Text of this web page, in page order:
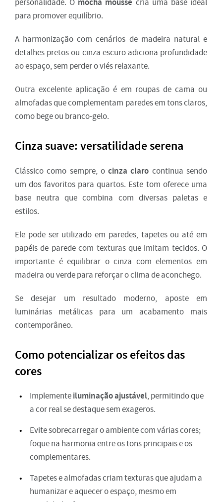
para promover equilíbrio.
A harmonização com cenários de madeira natural e
detalhes pretos ou cinza escuro adiciona profundidade
ao espaço, sem perder o viés relaxante.
Outra excelente aplicação é em roupas de cama ou
almofadas que complementam paredes em tons claros,
como bege ou branco-gelo.
Cinza suave: versatilidade serena
Clássico como sempre, ocinza claro continua sendo
um dos favoritos para quartos. Este tom oferece uma
base neutra que combina com diversas paletas e
estilos.
Ele pode ser utilizado em paredes, tapetes ou até em
papéis de parede com texturas que imitam tecidos. O
importante é equilibrar o cinza com elementos em
madeira ou verde para reforçar o clima de aconchego.
Se desejar um resultado moderno, aposte em
luminárias metálicas para um acabamento mais
contemporâneo.
Como potencializar os efeitos das
cores
Implementeiluminação ajustável, permitindo que
a cor real se destaque sem exageros.
Evite sobrecarregar o ambiente com várias cores;
foque na harmonia entre os tons principais e os
complementares.
Tapetes e almofadas criam texturas que ajudam a
humanizar e aquecer o espaço, mesmo em